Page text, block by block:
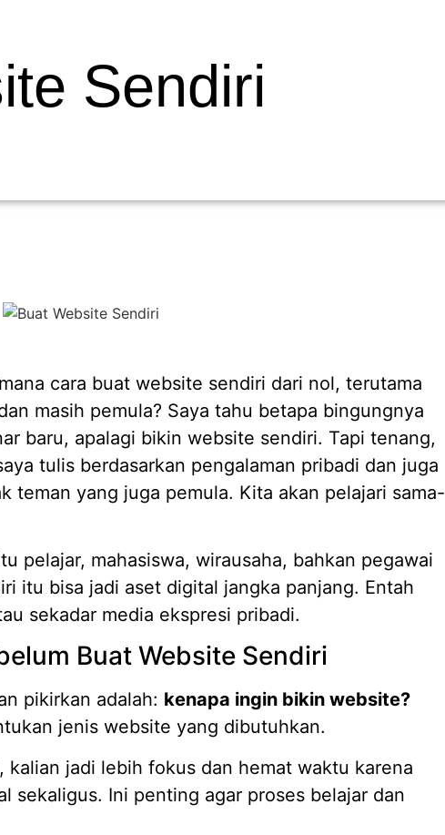
Sendiri
cara buat website sendiri dari nol, terutama
masih pemula? Saya tahu betapa bingungnya
baru, apalagi bikin website sendiri. Tapi tenang,
tulis berdasarkan pengalaman pribadi dan juga
teman yang juga pemula. Kita akan pelajari sama-
pelajar, mahasiswa, wirausaha, bahkan pegawai
itu bisa jadi aset digital jangka panjang. Entah
sekadar media ekspresi pribadi.
Buat Website Sendiri
pikirkan adalah: kenapa ingin bikin website?
jenis website yang dibutuhkan.
kalian jadi lebih fokus dan hemat waktu karena
sekaligus. Ini penting agar proses belajar dan